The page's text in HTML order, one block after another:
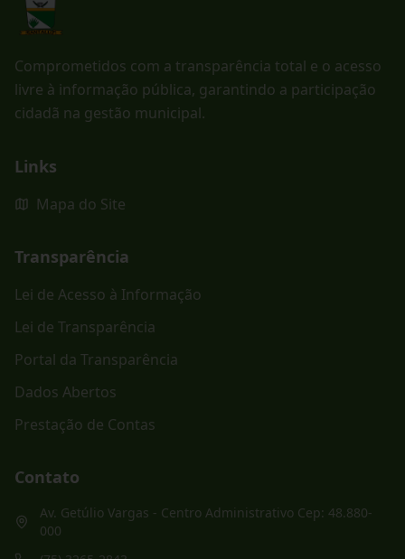
Comprometidos com a transparência total e o acesso
livre à informação pública, garantindo a participação
cidadã na gestão municipal.
Links
Mapa do Site
Transparência
Lei de Acesso à Informação
Lei de Transparência
Portal da Transparência
Dados Abertos
Prestação de Contas
Contato
Av. Getúlio Vargas - Centro Administrativo Cep: 48.880-
000